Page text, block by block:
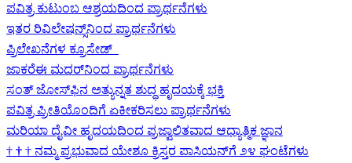
ಪವಿತ್ರ ಕುಟುಂಬ ಆಶ್ರಯದಿಂದ ಪ್ರಾರ್ಥನೆಗಳು
ಇತರ ರಿವಿಲೇಷನ್ಸ್‌ನಿಂದ ಪ್ರಾರ್ಥನೆಗಳು
ಪ್ರಿಲೇಖನೆಗಳ ಕ್ರೂಸೇಡ್
ಜಾಕರೆಈ ಮದರ್‌ನಿಂದ ಪ್ರಾರ್ಥನೆಗಳು
ಸಂತ್ ಜೋಸ್‌ಫಿನ ಅತ್ಯುನ್ನತ ಶುದ್ಧ ಹೃದಯಕ್ಕೆ ಭಕ್ತಿ
ಪವಿತ್ರ ಪ್ರೀತಿಯೊಂದಿಗೆ ಏಕೀಕರಿಸಲು ಪ್ರಾರ್ಥನೆಗಳು
ಮರಿಯಾ ದೈವೀ ಹೃದಯದಿಂದ ಪ್ರಜ್ವಾಲಿತವಾದ ಆಧ್ಯಾತ್ಮಿಕ ಜ್ಞಾನ
† † † ನಮ್ಮ ಪ್ರಭುವಾದ ಯೇಶೂ ಕ್ರಿಸ್ತರ ಪಾಸಿಯನ್‌ಗೆ ೨೪ ಘಂಟೆಗಳು